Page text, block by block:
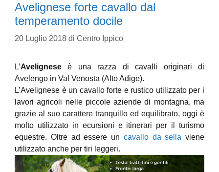
Avelignese forte cavallo dal
temperamento docile
20 Luglio 2018 di Centro Ippico
L’Avelignese è una razza di cavalli originari di
Avelengo in Val Venosta (Alto Adige).
L’Avelignese è un cavallo forte e rustico utilizzato per i
lavori agricoli nelle piccole aziende di montagna, ma
grazie al suo carattere tranquillo ed equilibrato, oggi è
molto utilizzato in ecursioni e itinerari per il turismo
equestre. Oltre ad essere un cavallo da sella viene
utilizzato anche per tiri leggeri.